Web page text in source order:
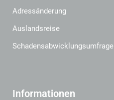
Adressänderung
Auslandsreise
Schadensabwicklungsumfrage
Informationen